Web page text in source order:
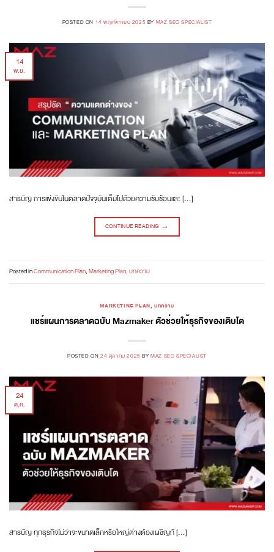
POSTED ON 14 พฤศจิกายน 2025 BY MAZ SEO SPECIALIST
14
พ.ย.
สารบัญ การแข่งขันในตลาดปัจจุบันเต็มไปด้วยความซับซ้อนและ […]
CONTINUE READING →
Posted inCommunication Plan,Marketing Plan,บทความ
MARKETING PLAN, บทความ
แชร์แผนการตลาดฉบับ Mazmaker ตัวช่วยให้ธุรกิจของเติบโต
POSTED ON24 ตุลาคม 2025 BYMAZ SEO SPECIALIST
24
ต.ค.
สารบัญ ทุกธุรกิจไม่ว่าจะขนาดเล็กหรือใหญ่ต่างต้องเผชิญกั […]